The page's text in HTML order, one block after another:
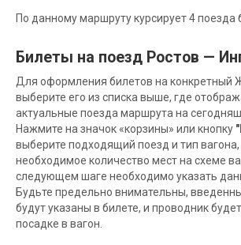
По данному маршруту курсирует 4 поезда
Билеты на поезд Ростов —
Для оформления билетов на конкретный
выберите его из списка выше, где
актуальные поезда маршрута на
Нажмите на значок «корзины» или кнопку
выберите подходящий поезд и тип вагона,
необходимое количество мест на схеме
следующем шаге необходимо указать
Будьте предельно внимательны,
будут указаны в билете, и проводник
посадке в вагон.